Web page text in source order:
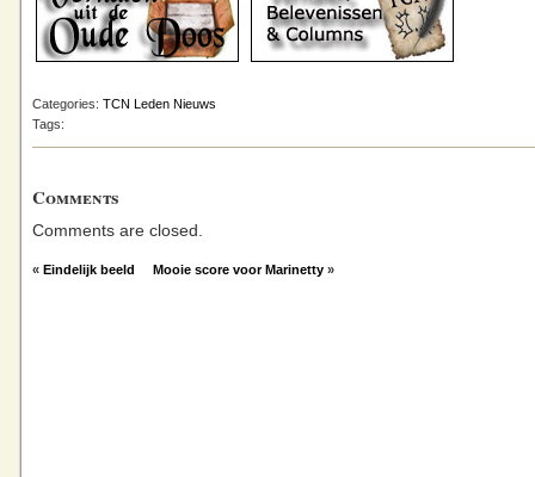
Categories: TCN Leden Nieuws
Tags:
Comments
Comments are closed.
« Eindelijk beeld Mooie score voor Marinetty »